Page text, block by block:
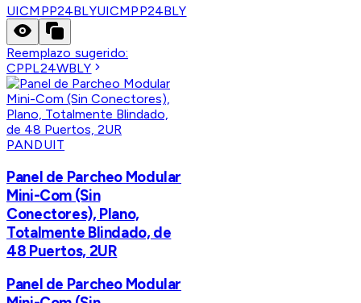
UICMPP24BLYUICMPP24BLY
Reemplazo sugerido:
CPPL24WBLY
PANDUIT
Panel de Parcheo Modular
Mini-Com (Sin
Conectores), Plano,
Totalmente Blindado, de
48 Puertos, 2UR
Panel de Parcheo Modular